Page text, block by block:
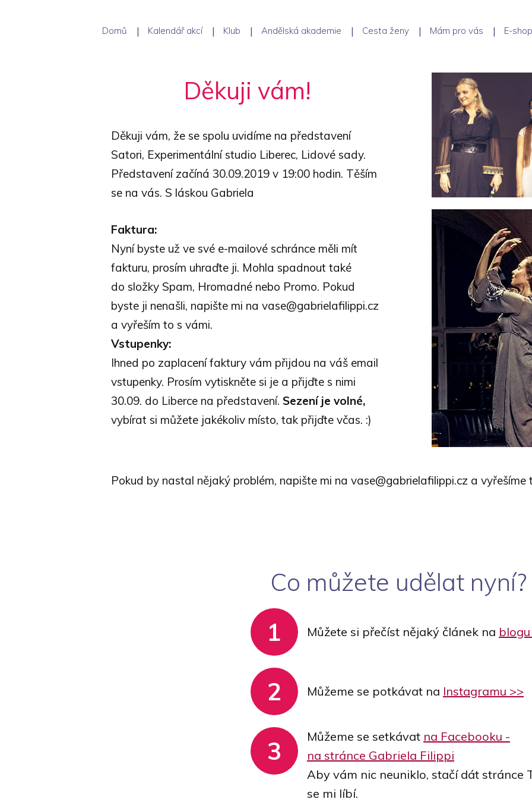
Domů Kalendář akcí Klub Andělská akademie Cesta ženy Mám pro vás E-shop
Děkuji vám!
Děkuji vám, že se spolu uvidíme na představení
Satori, Experimentální studio Liberec, Lidové sady.
Představení začíná 30.09.2019 v 19:00 hodin. Těším
se na vás. S láskou Gabriela
Faktura:
Nyní byste už ve své e-mailové schránce měli mít
fakturu, prosím uhraďte ji. Mohla spadnout také
do složky Spam, Hromadné nebo Promo. Pokud
byste ji nenašli, napište mi na vase@gabrielafilippi.cz
a vyřeším to s vámi.
Vstupenky:
Ihned po zaplacení faktury vám přijdou na váš email
vstupenky. Prosím vytiskněte si je a přijďte s nimi
30.09. do Liberce na představení. Sezení je volné,
vybírat si můžete jakékoliv místo, tak přijďte včas. :)
Pokud by nastal nějaký problém, napište mi na vase@gabrielafilippi.cz a vyřešíme
Co můžete udělat nyní?
1 Můžete si přečíst nějaký článek na
2 Můžeme se potkávat na Instagramu >>
3 Můžeme se setkávat na Facebooku -
na stránce Gabriela Filippi
Aby vám nic neuniklo, stačí dát stránce
se mi líbí.